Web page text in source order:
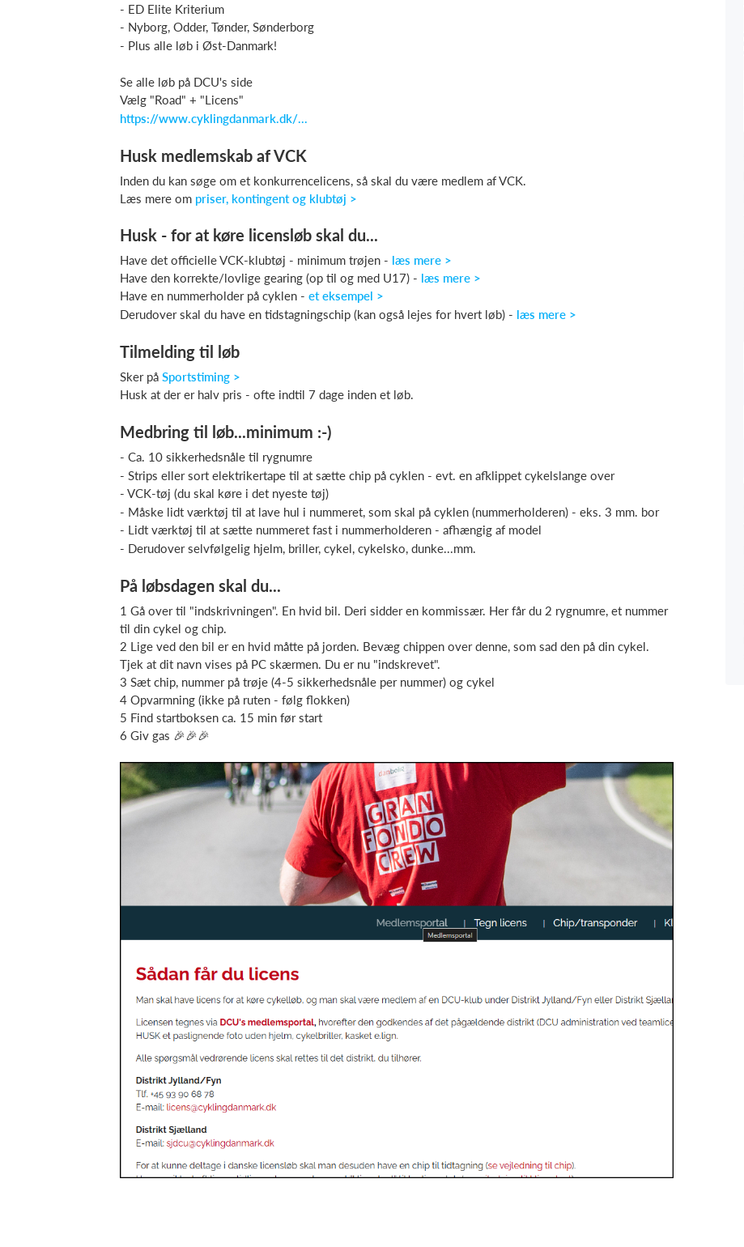
- ED Elite Kriterium
- Nyborg, Odder, Tønder, Sønderborg
- Plus alle løb i Øst-Danmark!
Se alle løb på DCU's side
Vælg "Road" + "Licens"
https://www.cyklingdanmark.dk/...
Husk medlemskab af VCK
Inden du kan søge om et konkurrencelicens, så skal du være medlem af VCK.
Læs mere om priser, kontingent og klubtøj >
Husk - for at køre licensløb skal du...
Have det officielle VCK-klubtøj - minimum trøjen - læs mere >
Have den korrekte/lovlige gearing (op til og med U17) - læs mere >
Have en nummerholder på cyklen - et eksempel >
Derudover skal du have en tidstagningschip (kan også lejes for hvert løb) - læs mere >
Tilmelding til løb
Sker på Sportstiming >
Husk at der er halv pris - ofte indtil 7 dage inden et løb.
Medbring til løb...minimum :-)
- Ca. 10 sikkerhedsnåle til rygnumre
- Strips eller sort elektrikertape til at sætte chip på cyklen - evt. en afklippet cykelslange over
- VCK-tøj (du skal køre i det nyeste tøj)
- Måske lidt værktøj til at lave hul i nummeret, som skal på cyklen (nummerholderen) - eks. 3 mm. bor
- Lidt værktøj til at sætte nummeret fast i nummerholderen - afhængig af model
- Derudover selvfølgelig hjelm, briller, cykel, cykelsko, dunke...mm.
På løbsdagen skal du...
1 Gå over til "indskrivningen". En hvid bil. Deri sidder en kommissær. Her får du 2 rygnumre, et nummer
til din cykel og chip.
2 Lige ved den bil er en hvid måtte på jorden. Bevæg chippen over denne, som sad den på din cykel.
Tjek at dit navn vises på PC skærmen. Du er nu "indskrevet".
3 Sæt chip, nummer på trøje (4-5 sikkerhedsnåle per nummer) og cykel
4 Opvarmning (ikke på ruten - følg flokken)
5 Find startboksen ca. 15 min før start
6 Giv gas 🎉🎉🎉